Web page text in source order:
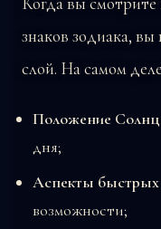
знаков зодиака,
слой. На самом
Положение
дня;
Аспекты быстрых
возможности;